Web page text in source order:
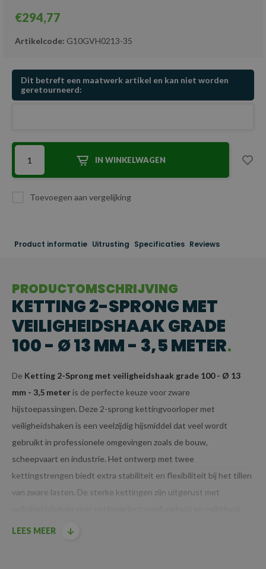
€294,77
Artikelcode: G10GVH0213-35
Dit betreft een maatwerk artikel en kan niet worden
geretourneerd:
IN WINKELWAGEN
Toevoegen aan vergelijking
Product informatie Uitrusting Specificaties Reviews
PRODUCTOMSCHRIJVING
KETTING 2-SPRONG MET
VEILIGHEIDSHAAK GRADE
100 - Ø 13 MM - 3,5 METER
De Ketting 2-Sprong met veiligheidshaak grade 100 - Ø 13
mm - 3,5 meteris de perfecte keuze voor zware
hijstoepassingen. Deze 2-sprong kettingvoorloper met
veiligheidshaken is een veelzijdig hijsmiddel dat veel wordt
gebruikt in professionele omgevingen zoals de bouw,
scheepvaart en industrie. Het ontwerp met twee
kettingstrengen biedt extra stabiliteit en flexibiliteit bij het tillen
van zware lasten. De sterke kettingen zijn uitgerust met
Hier zijn de belangrijkste kenmerken en voordelen van dit
LEES MEER